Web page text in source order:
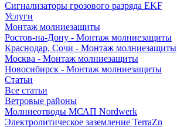
Сигнализаторы грозового разряда EKF
Услуги
Монтаж молниезащиты
Ростов-на-Дону - Монтаж молниезащиты
Краснодар, Сочи - Монтаж молниезащиты
Москва - Монтаж молниезащиты
Новосибирск - Монтаж молниезащиты
Статьи
Все статьи
Ветровые районы
Молниеотводы МСАП Nordwerk
Электролитическое заземление TerraZn